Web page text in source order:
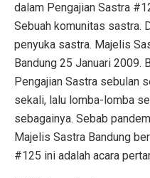
dalam Pengajian Sastra
Sebuah komunitas sastra.
penyuka sastra. Majelis
Bandung 25 Januari 2009.
Pengajian Sastra sebulan
sekali, lalu lomba-lomba
sebagainya. Sebab
Majelis Sastra Bandung
#125 ini adalah acara